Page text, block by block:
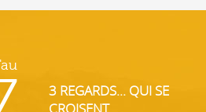
3 REGARDS... QUI SE